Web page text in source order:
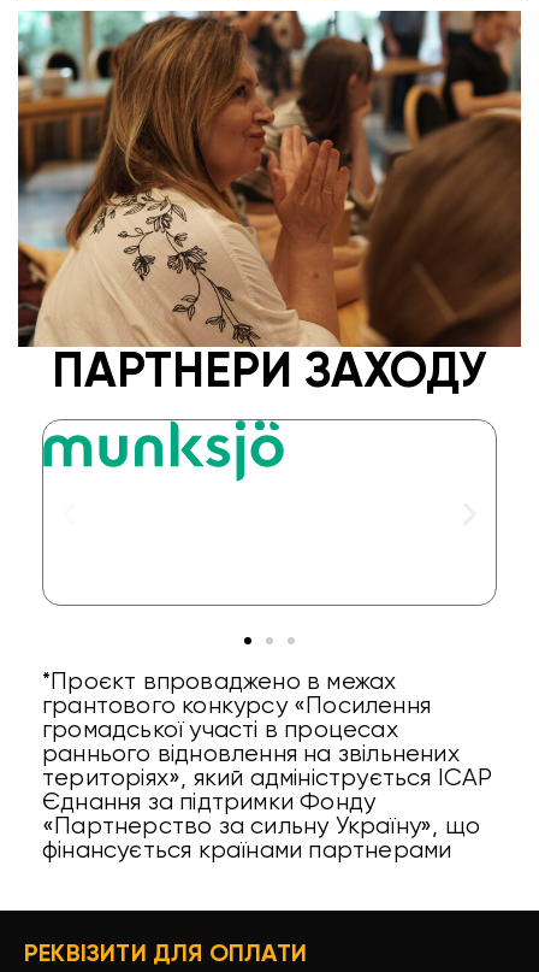
ПАРТНЕРИ ЗАХОДУ
*Проєкт впроваджено в межах
грантового конкурсу «Посилення
громадської участі в процесах
раннього відновлення на звільнених
територіях», який адмініструється ІСАР
Єднання за підтримки Фонду
«Партнерство за сильну Україну», що
фінансується країнами партнерами
РЕКВІЗИТИ ДЛЯ ОПЛАТИ